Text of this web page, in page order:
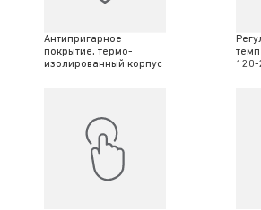
Антипригарное
покрытие, термо-
изолированный корпус
120-